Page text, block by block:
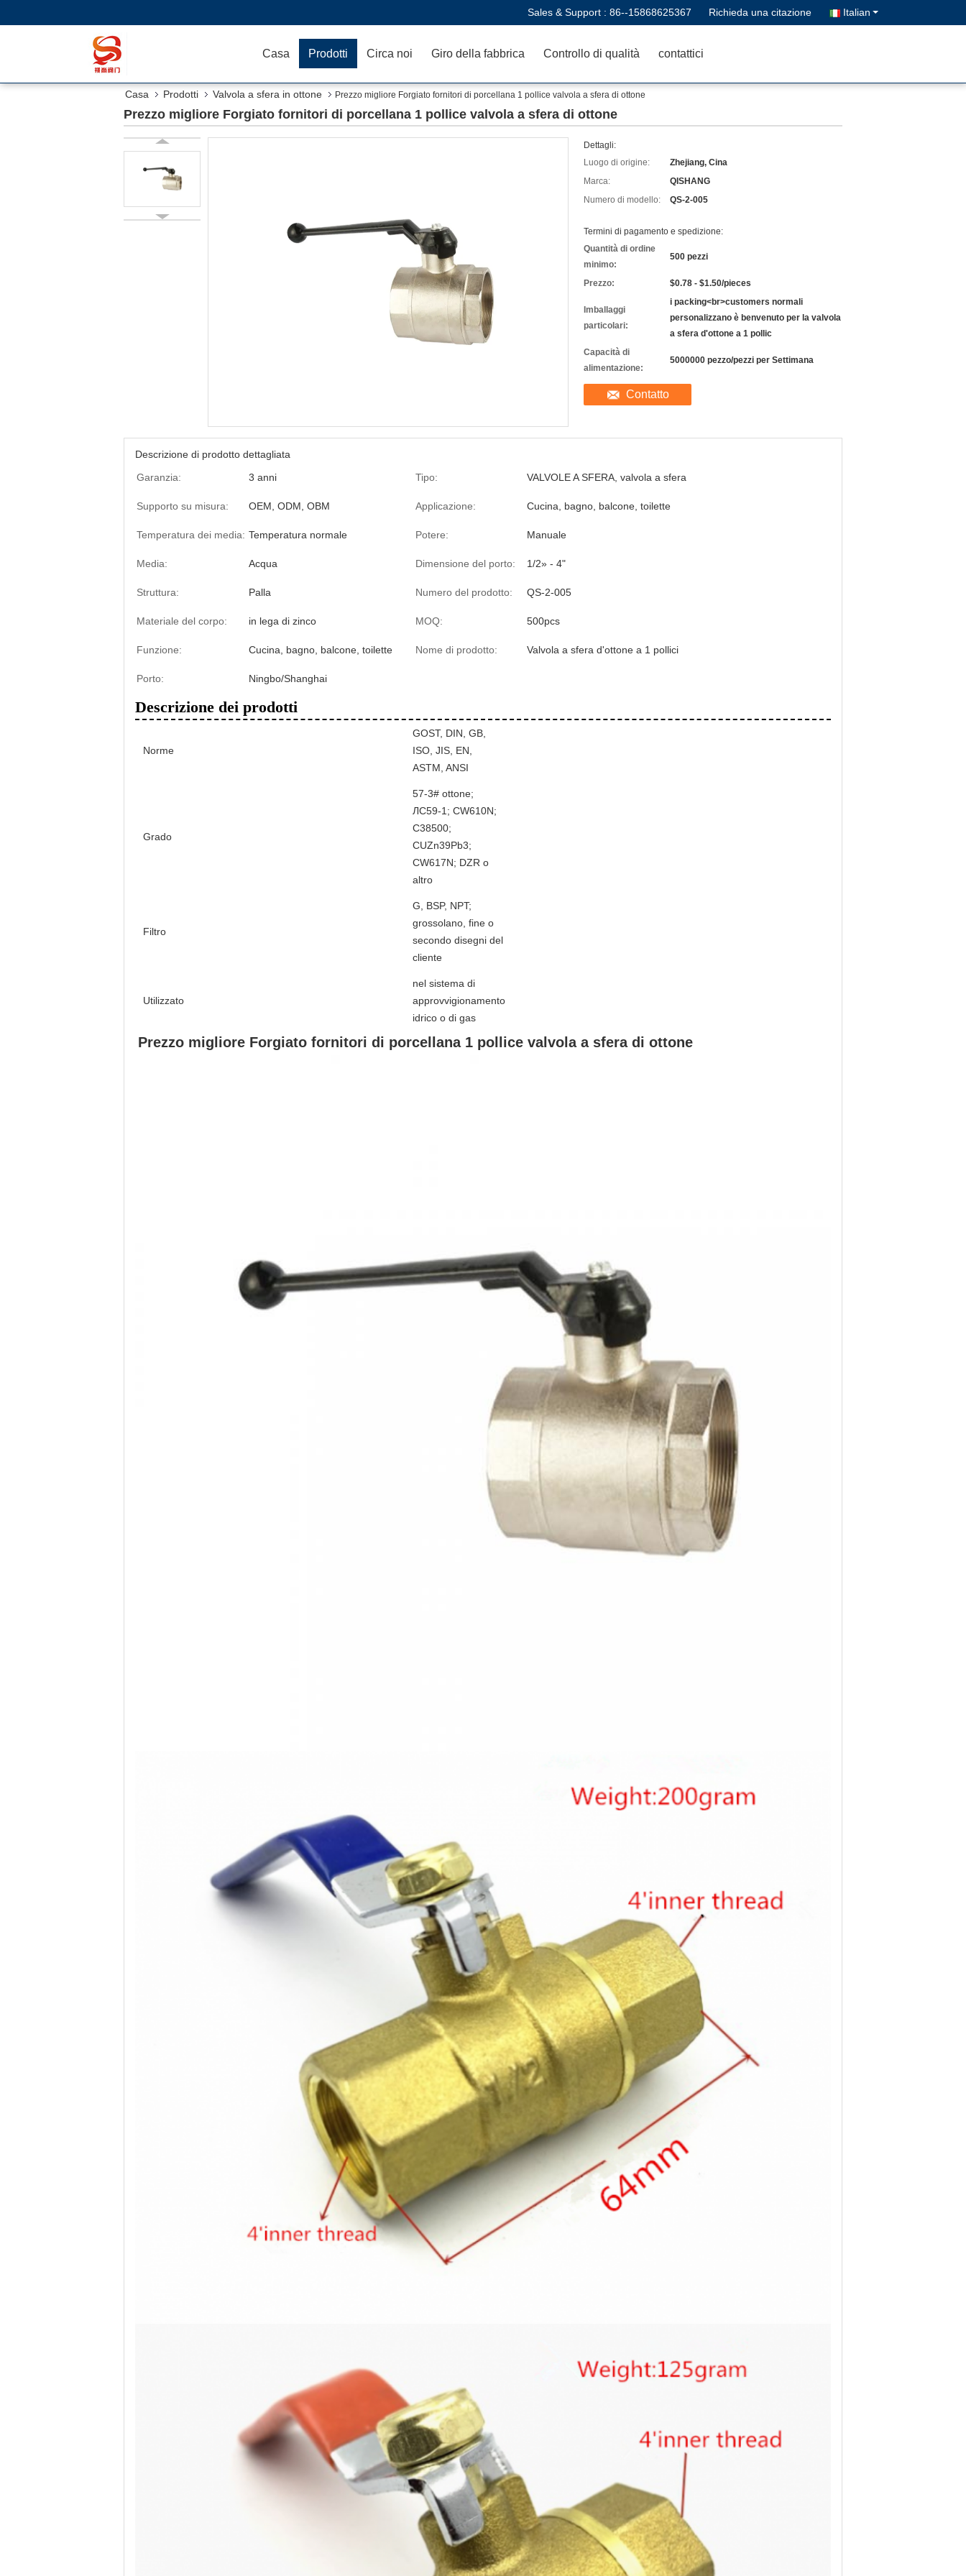
Sales & Support : 86--15868625367 Richieda una citazione Italian
Casa Prodotti Circa noi Giro della fabbrica Controllo di qualità contattici
Casa Prodotti Valvola a sfera in ottone Prezzo migliore Forgiato fornitori di porcellana 1 pollice valvola a sfera di ottone
Prezzo migliore Forgiato fornitori di porcellana 1 pollice valvola a sfera di ottone
Dettagli:
Luogo di origine:
Zhejiang, Cina
Marca:
QISHANG
Numero di modello:
QS-2-005
Termini di pagamento e spedizione:
Quantità di ordine
minimo:
500 pezzi
Prezzo: $0.78 - $1.50/pieces
Imballaggi
particolari:
i packing<br>customers normali
personalizzano è benvenuto per la valvola
a sfera d'ottone a 1 pollic
Capacità di
alimentazione:
5000000 pezzo/pezzi per Settimana
Contatto
Descrizione di prodotto dettagliata
Garanzia:
3 anni Tipo: VALVOLE A SFERA, valvola a sfera
Supporto su misura: OEM, ODM, OBM Applicazione: Cucina, bagno, balcone, toilette
Temperatura dei media: Temperatura normale Potere: Manuale
Media: Acqua Dimensione del porto: 1/2» - 4"
Struttura: Palla Numero del prodotto: QS-2-005
Materiale del corpo: in lega di zinco MOQ: 500pcs
Funzione: Cucina, bagno, balcone, toilette Nome di prodotto: Valvola a sfera d'ottone a 1 pollici
Porto: Ningbo/Shanghai
Descrizione dei prodotti
Norme
GOST, DIN, GB,
ISO, JIS, EN,
ASTM, ANSI
Grado
57-3# ottone;
ЛС59-1; CW610N;
С38500;
CUZn39Pb3;
CW617N; DZR o
altro
Filtro
G, BSP, NPT;
grossolano, fine o
secondo disegni del
cliente
Utilizzato
nel sistema di
approvvigionamento
idrico o di gas
Prezzo migliore Forgiato fornitori di porcellana 1 pollice valvola a sfera di ottone